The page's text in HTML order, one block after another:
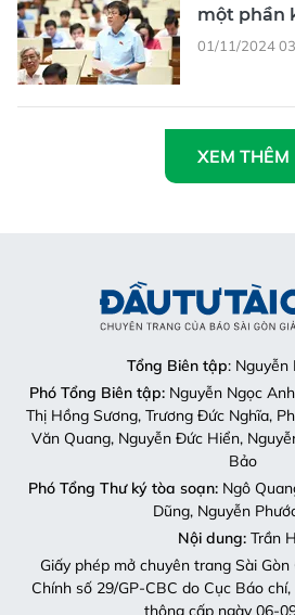
một phần
01/11/2024
XEM THÊM
Tổng Biên tập: Nguyễn
Phó Tổng Biên tập:Nguyễn Ngọc
Thị Hồng Sương, Trương Đức Nghĩa,
Văn Quang, Nguyễn Đức Hiển,
Bảo
Phó Tổng Thư ký tòa soạn:Ngô
Dũng, Nguyễn
Nội dung:Trần
Giấy phép mở chuyên trang Sài
Chính số 29/GP-CBC do Cục Báo
thông cấp ngày 06-